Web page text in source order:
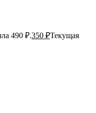
490 ₽.350 ₽Текущая